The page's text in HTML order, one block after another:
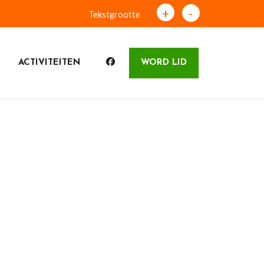
Tekstgrootte + -
ACTIVITEITEN WORD LID